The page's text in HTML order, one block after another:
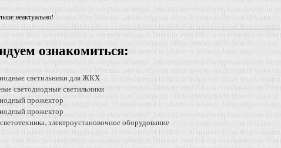
неактуально!
ознакомиться:
светильники для ЖКХ
светодиодные светильники
прожектор
прожектор
электроустановочное оборудование